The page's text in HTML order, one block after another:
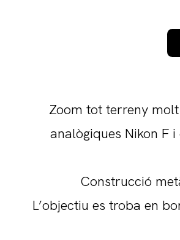
Zoom tot terreny
analògiques Nikon F
Construcció
L’objectiu es troba en